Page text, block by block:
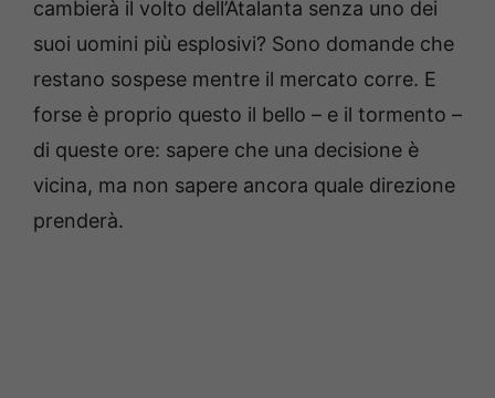
cambierà il volto dell’Atalanta senza uno dei
suoi uomini più esplosivi? Sono domande che
restano sospese mentre il mercato corre. E
forse è proprio questo il bello – e il tormento –
di queste ore: sapere che una decisione è
vicina, ma non sapere ancora quale direzione
prenderà.